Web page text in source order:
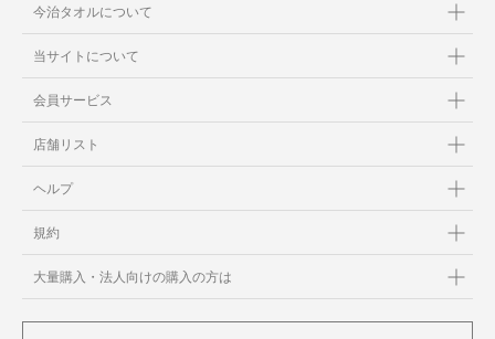
今治タオルについて
当サイトについて
会員サービス
店舗リスト
ヘルプ
規約
大量購入・法人向けの購入の方は